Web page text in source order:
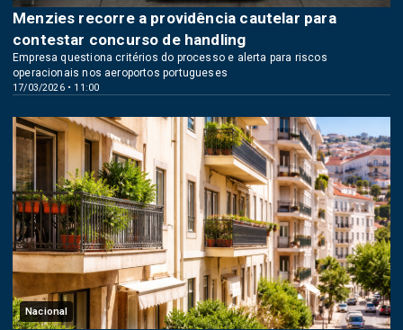
17/03/2026 • 11:00
Menzies recorre a providência cautelar para
contestar concurso de handling
Empresa questiona critérios do processo e alerta para riscos
operacionais nos aeroportos portugueses
Nacional